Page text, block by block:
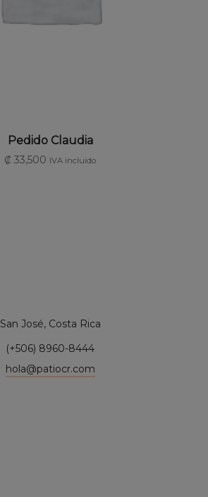
AÑADIR AL CARRITO
Pedido Claudia
₡ 33,500 IVA incluido
San José, Costa Rica
(+506) 8960-8444
hola@patiocr.com